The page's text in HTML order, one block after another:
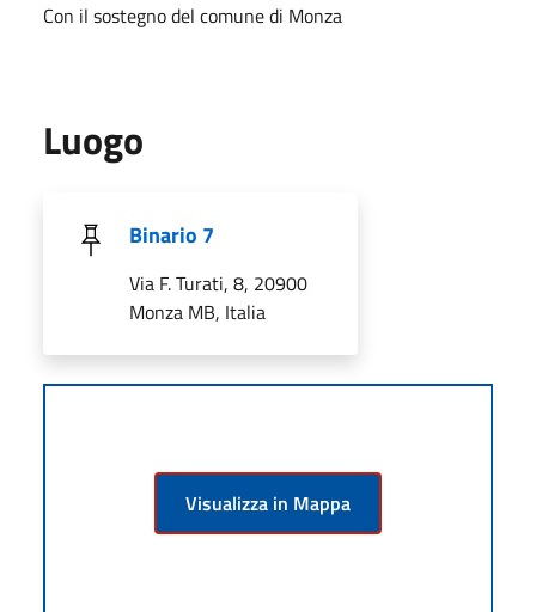
Con il sostegno del comune di Monza
Luogo
Binario 7
Via F. Turati, 8, 20900
Monza MB, Italia
Visualizza in Mappa